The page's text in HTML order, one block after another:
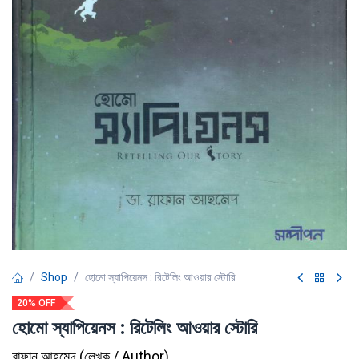
Shop হোমো স্যাপিয়েনস : রিটেলিং আওয়ার স্টোরি
20% OFF
হোমো স্যাপিয়েনস : রিটেলিং আওয়ার স্টোরি